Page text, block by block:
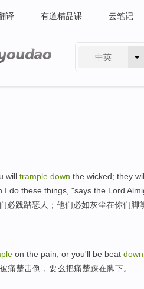
译 有道精品课 云笔记
中英
will trample down the wicked; they
I do these things, "says the Lord
必践踏恶人 ； 他们必如灰尘在你们脚
on the pain , or you'll be beat down
痛楚击倒，要么把痛楚踩在脚下。